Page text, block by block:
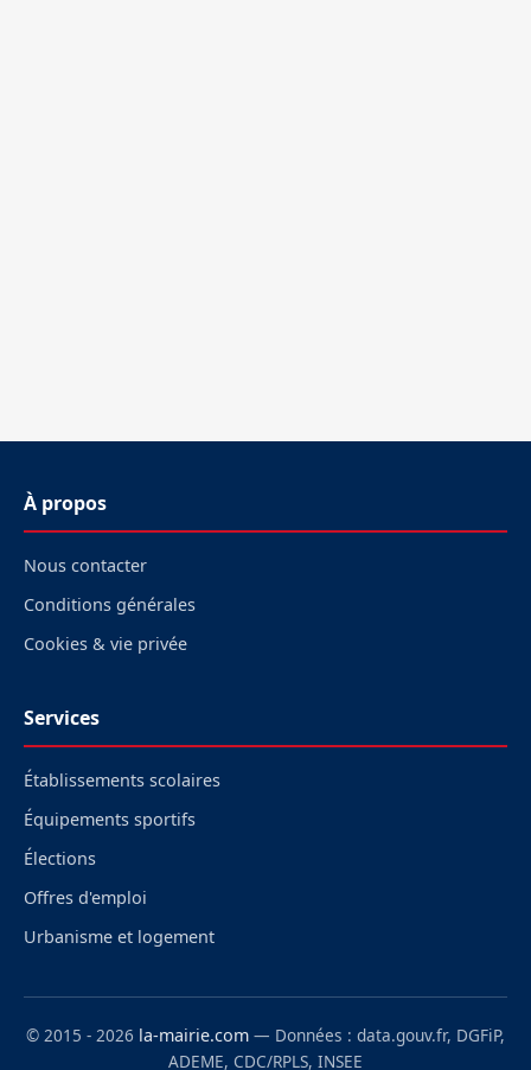
À propos
Nous contacter
Conditions générales
Cookies & vie privée
Services
Établissements scolaires
Équipements sportifs
Élections
Offres d'emploi
Urbanisme et logement
© 2015 - 2026 la-mairie.com — Données : data.gouv.fr, DGFiP,
ADEME, CDC/RPLS, INSEE